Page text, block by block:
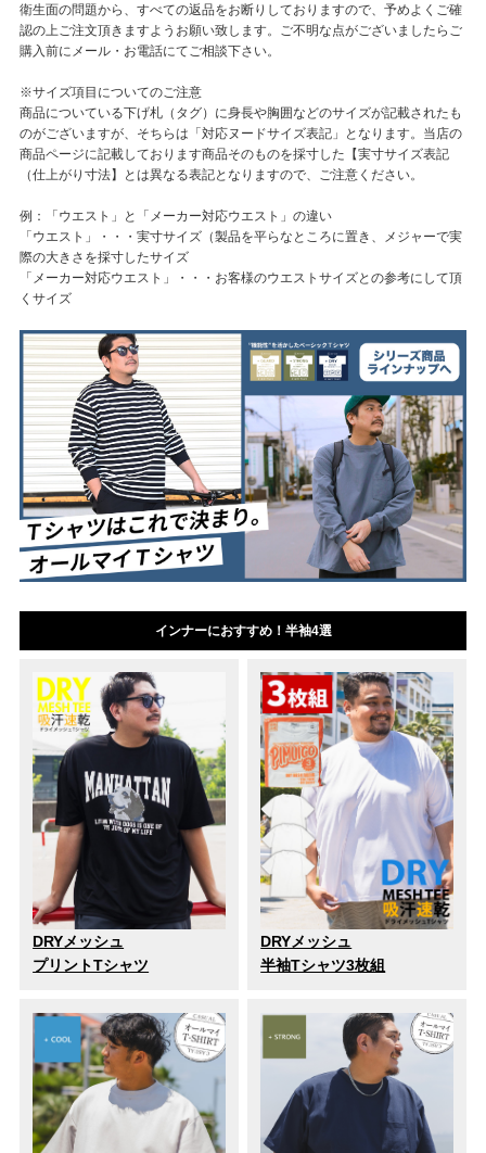
衛生面の問題から、すべての返品をお断りしておりますので、予めよくご確
認の上ご注文頂きますようお願い致します。ご不明な点がございましたらご
購入前にメール・お電話にてご相談下さい。
※サイズ項目についてのご注意
商品についている下げ札（タグ）に身長や胸囲などのサイズが記載されたも
のがございますが、そちらは「対応ヌードサイズ表記」となります。当店の
商品ページに記載しております商品そのものを採寸した【実寸サイズ表記
（仕上がり寸法】とは異なる表記となりますので、ご注意ください。
例：「ウエスト」と「メーカー対応ウエスト」の違い
「ウエスト」・・・実寸サイズ（製品を平らなところに置き、メジャーで実
際の大きさを採寸したサイズ
「メーカー対応ウエスト」・・・お客様のウエストサイズとの参考にして頂
くサイズ
インナーにおすすめ！半袖4選
DRYメッシュ
プリントTシャツ
DRYメッシュ
半袖Tシャツ3枚組